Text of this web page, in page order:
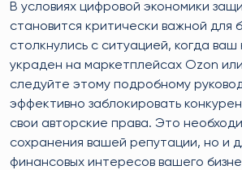
В условиях цифровой экономики
становится критически важной для
столкнулись с ситуацией, когда ваш
украден на маркетплейсах Ozon
следуйте этому подробному
эффективно заблокировать
свои авторские права. Это
сохранения вашей репутации, но и
финансовых интересов вашего